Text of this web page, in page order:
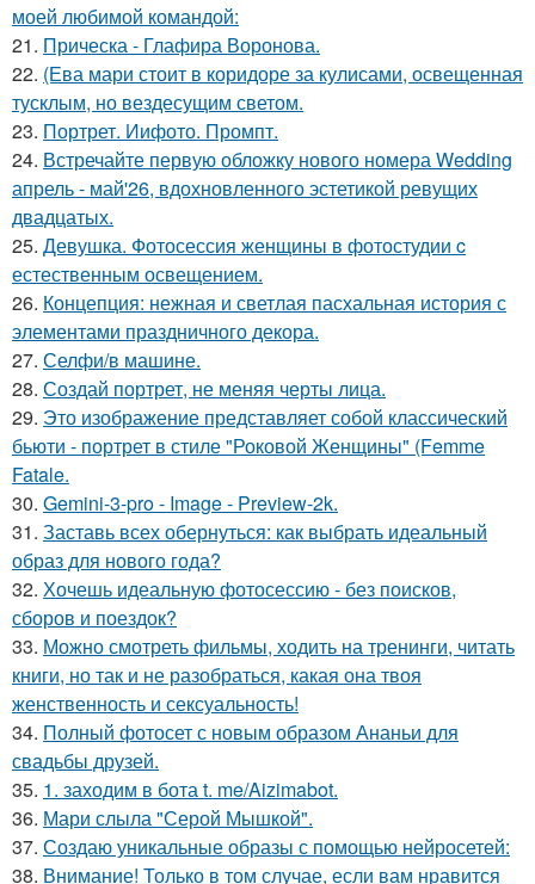
моей любимой командой:
21. Прическа - Глафира Воронова.
22. (Ева мари стоит в коридоре за кулисами, освещенная
тусклым, но вездесущим светом.
23. Портрет. Иифото. Промпт.
24. Встречайте первую обложку нового номера Wedding
апрель - май'26, вдохновленного эстетикой ревущих
двадцатых.
25. Девушка. Фотосессия женщины в фотостудии c
естественным освещением.
26. Концепция: нежная и светлая пасхальная история с
элементами праздничного декора.
27. Селфи/в машине.
28. Создай портрет, не меняя черты лица.
29. Это изображение представляет собой классический
бьюти - портрет в стиле "Роковой Женщины" (Femme
Fatale.
30. Gemini-3-pro - Image - Preview-2k.
31. Заставь всех обернуться: как выбрать идеальный
образ для нового года?
32. Хочешь идеальную фотосессию - без поисков,
сборов и поездок?
33. Можно смотреть фильмы, ходить на тренинги, читать
книги, но так и не разобраться, какая она твоя
женственность и сексуальность!
34. Полный фотосет с новым образом Ананьи для
свадьбы друзей.
35. 1. заходим в бота t. me/Aizimabot.
36. Мари слыла "Серой Мышкой".
37. Создаю уникальные образы с помощью нейросетей:
38. Внимание! Только в том случае, если вам нравится